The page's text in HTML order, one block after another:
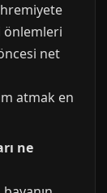
önlemleri
net
atmak en
ne